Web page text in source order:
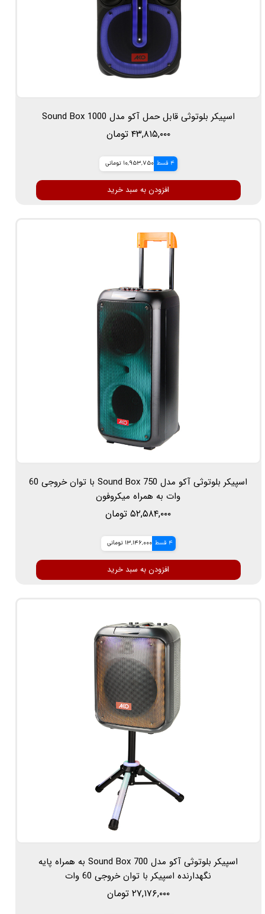
اسپیکر بلوتوثی قابل حمل آکو مدل Sound Box 1000
۴۳,۸۱۵,۰۰۰ تومان
4 قسط 10,953,750 تومانی
افزودن به سبد خرید
اسپیکر بلوتوثی آکو مدل Sound Box 750 با توان خروجی 60
وات به همراه میکروفون
۵۲,۵۸۴,۰۰۰ تومان
4 قسط 13,146,000 تومانی
افزودن به سبد خرید
اسپیکر بلوتوثی آکو مدل Sound Box 700 به همراه پایه
نگهدارنده اسپیکر با توان خروجی 60 وات
۲۷,۱۷۶,۰۰۰ تومان